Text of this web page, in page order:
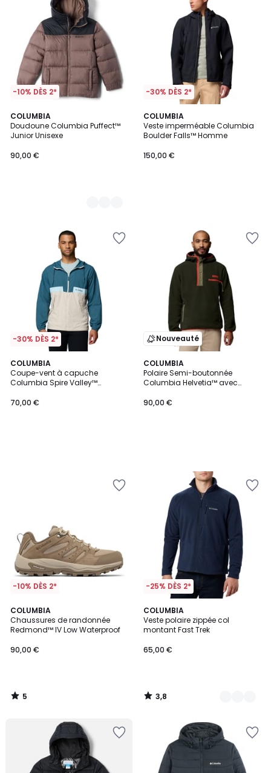
-10% DÈS 2*
COLUMBIA
Doudoune Columbia Puffect™
Junior Unisexe
90,00 €
3
Couleurs
-30% DÈS 2*
COLUMBIA
Veste imperméable Columbia
Boulder Falls™ Homme
150,00 €
-30% DÈS 2*
COLUMBIA
Coupe-vent à capuche
Columbia Spire Valley™
70,00 €
Nouveauté
COLUMBIA
Polaire Semi-boutonnée
Columbia Helvetia™ avec
90,00 €
-10% DÈS 2*
COLUMBIA
Chaussures de randonnée
Redmond™ IV Low Waterproof
90,00 €
5
/
5
5
/
-25% DÈS 2*
COLUMBIA
Veste polaire zippée col
montant Fast Trek
65,00 €
3,8
/ 5
4
Couleurs
3,8
/